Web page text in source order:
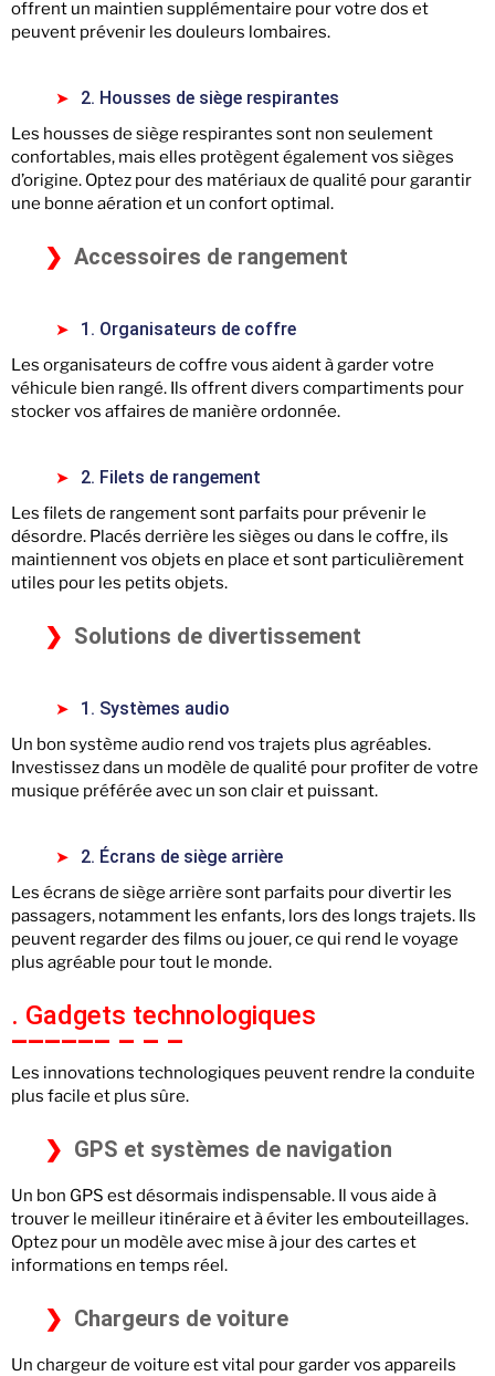
offrent un maintien supplémentaire pour votre dos et
peuvent prévenir les douleurs lombaires.
2. Housses de siège respirantes
Les housses de siège respirantes sont non seulement
confortables, mais elles protègent également vos sièges
d’origine. Optez pour des matériaux de qualité pour garantir
une bonne aération et un confort optimal.
Accessoires de rangement
1. Organisateurs de coffre
Les organisateurs de coffre vous aident à garder votre
véhicule bien rangé. Ils offrent divers compartiments pour
stocker vos affaires de manière ordonnée.
2. Filets de rangement
Les filets de rangement sont parfaits pour prévenir le
désordre. Placés derrière les sièges ou dans le coffre, ils
maintiennent vos objets en place et sont particulièrement
utiles pour les petits objets.
Solutions de divertissement
1. Systèmes audio
Un bon système audio rend vos trajets plus agréables.
Investissez dans un modèle de qualité pour profiter de votre
musique préférée avec un son clair et puissant.
2. Écrans de siège arrière
Les écrans de siège arrière sont parfaits pour divertir les
passagers, notamment les enfants, lors des longs trajets. Ils
peuvent regarder des films ou jouer, ce qui rend le voyage
plus agréable pour tout le monde.
. Gadgets technologiques
Les innovations technologiques peuvent rendre la conduite
plus facile et plus sûre.
GPS et systèmes de navigation
Un bon GPS est désormais indispensable. Il vous aide à
trouver le meilleur itinéraire et à éviter les embouteillages.
Optez pour un modèle avec mise à jour des cartes et
informations en temps réel.
Chargeurs de voiture
Un chargeur de voiture est vital pour garder vos appareils